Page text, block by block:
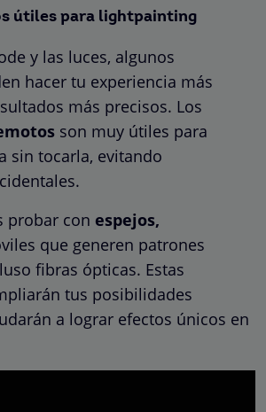
útiles para lightpainting
y las luces, algunos
hacer tu experiencia más
más precisos. Los
son muy útiles para
sin tocarla, evitando
probar con espejos,
que generen patrones
fibras ópticas. Estas
tus posibilidades
a lograr efectos únicos en